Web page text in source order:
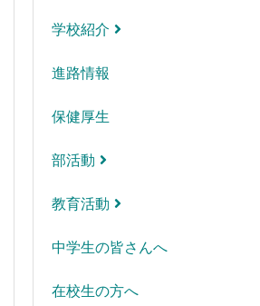
学校紹介
進路情報
保健厚生
部活動
教育活動
中学生の皆さんへ
在校生の方へ